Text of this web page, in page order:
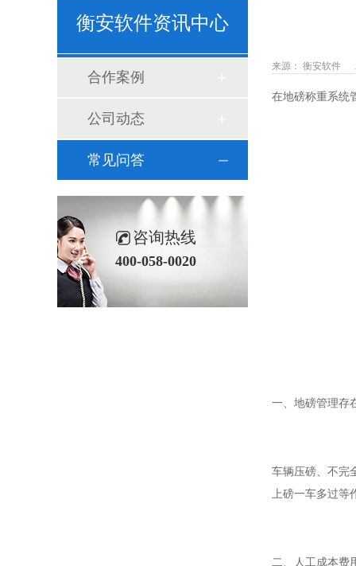
来源： 衡安软件
在地磅称重系统
一、地磅管理存
车辆压磅、不完
上磅一车多过等
二、人工成本费
衡安软件资讯中心
合作案例
公司动态
常见问答
咨询热线
400-058-0020